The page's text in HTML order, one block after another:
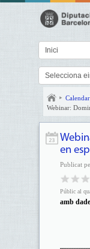
Webinar:
en
Publicat
Públic al
amb